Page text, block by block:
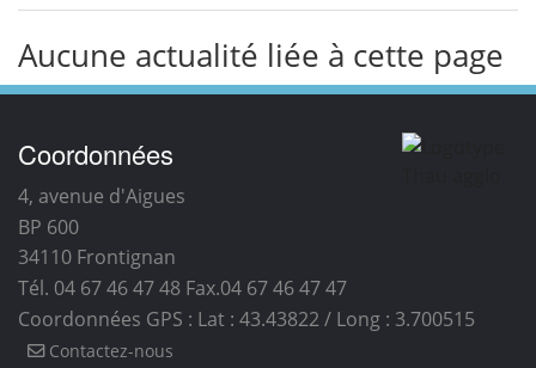
Aucune actualité liée à cette page
Coordonnées
4, avenue d'Aigues
BP 600
34110 Frontignan
Tél. 04 67 46 47 48 Fax.04 67 46 47 47
Coordonnées GPS : Lat : 43.43822 / Long : 3.700515
Contactez-nous